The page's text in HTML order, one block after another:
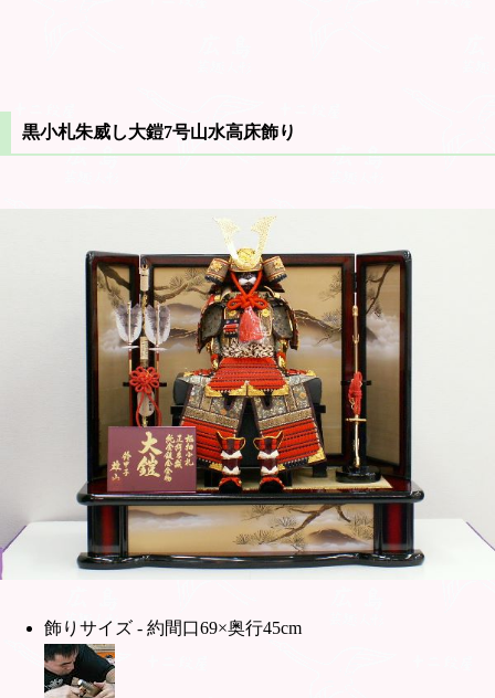
黒小札朱威し大鎧7号山水高床飾り
飾りサイズ - 約間口69×奥行45cm